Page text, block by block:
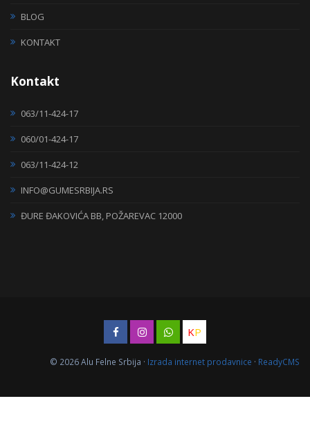
BLOG
KONTAKT
Kontakt
063/11-424-17
060/01-424-17
063/11-424-12
INFO@GUMESRBIJA.RS
ĐURE ĐAKOVIĆA BB, POŽAREVAC 12000
KP
© 2026 Alu Felne Srbija · Izrada internet prodavnice · ReadyCMS